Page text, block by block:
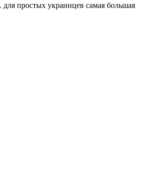
простых украинцев самая большая